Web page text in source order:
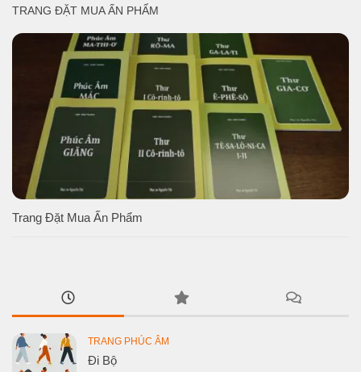
TRANG ĐẶT MUA ẤN PHẨM
Trang Đặt Mua Ấn Phẩm
TRANG PHÚC ÂM
Đi Bộ